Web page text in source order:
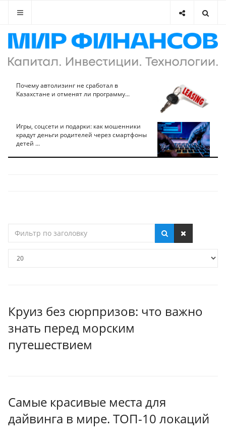
Почему автолизинг не сработал в
Казахстане и отменят ли программу...
Игры, соцсети и подарки: как мошенники
крадут деньги родителей через смартфоны
детей ...
по
Круиз без сюрпризов: что важно
знать перед морским
путешествием
Самые красивые места для
дайвинга в мире. ТОП-10 локаций